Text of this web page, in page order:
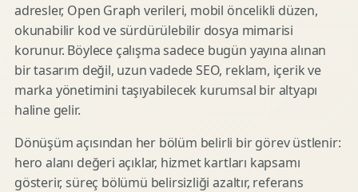
adresler, Open Graph verileri, mobil öncelikli düzen,
okunabilir kod ve sürdürülebilir dosya mimarisi
korunur. Böylece çalışma sadece bugün yayına alınan
bir tasarım değil, uzun vadede SEO, reklam, içerik ve
marka yönetimini taşıyabilecek kurumsal bir altyapı
haline gelir.
Dönüşüm açısından her bölüm belirli bir görev üstlenir:
hero alanı değeri açıklar, hizmet kartları kapsamı
gösterir, süreç bölümü belirsizliği azaltır, referans